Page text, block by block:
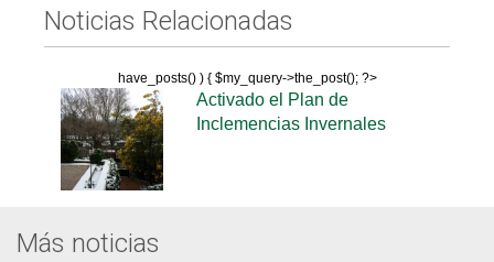
Noticias Relacionadas
have_posts() ) { $my_query->the_post(); ?>
Activado el Plan de
Inclemencias Invernales
Más noticias